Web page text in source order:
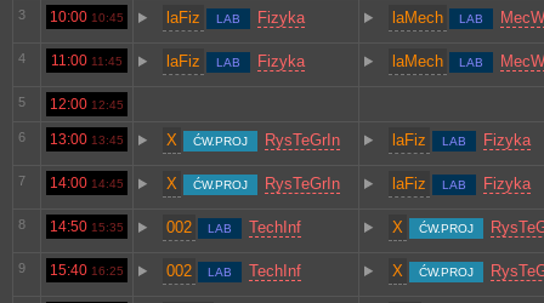
3 10:00 10:45 laFiz LAB Fizyka laMech LAB
4 11:00 11:45 laFiz LAB Fizyka laMech LAB
5 12:00 12:45
6 13:00 13:45 X ĆW.PROJ RysTeGrIn laFiz LAB Fizyka
7 14:00 14:45 X ĆW.PROJ RysTeGrIn laFiz LAB Fizyka
8 14:50 15:35 002 LAB TechInf X ĆW.PROJ
9 15:40 16:25 002 LAB TechInf X ĆW.PROJ